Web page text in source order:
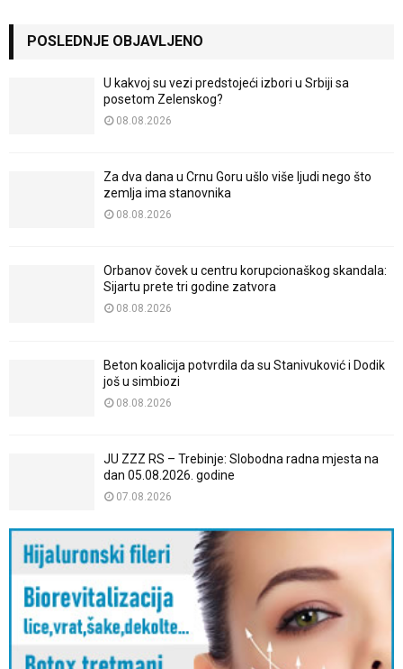
POSLEDNJE OBJAVLJENO
U kakvoj su vezi predstojeći izbori u Srbiji sa
posetom Zelenskog?
08.08.2026
Za dva dana u Crnu Goru ušlo više ljudi nego što
zemlja ima stanovnika
08.08.2026
Orbanov čovek u centru korupcionaškog skandala:
Sijartu prete tri godine zatvora
08.08.2026
Beton koalicija potvrdila da su Stanivuković i Dodik
još u simbiozi
08.08.2026
JU ZZZ RS – Trebinje: Slobodna radna mjesta na
dan 05.08.2026. godine
07.08.2026